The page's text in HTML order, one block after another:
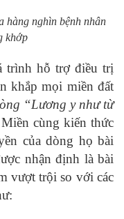
hàng nghìn bệnh nhân
khớp
trình hỗ trợ điều trị
khắp mọi miền đất
“Lương y như từ
cùng kiến thức
của dòng họ bài
nhận định là bài
vượt trội so với các